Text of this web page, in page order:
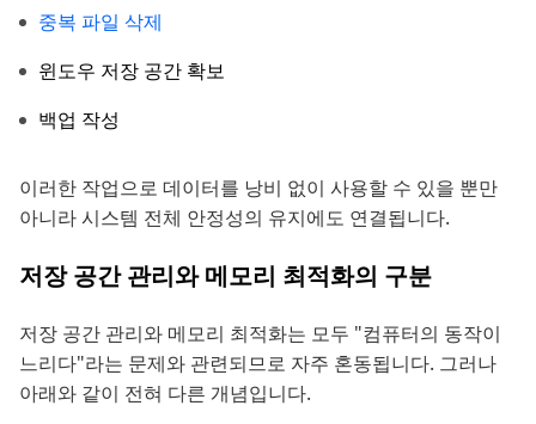
중복 파일 삭제
윈도우 저장 공간 확보
백업 작성
이러한 작업으로 데이터를 낭비 없이 사용할 수 있을 뿐만
아니라 시스템 전체 안정성의 유지에도 연결됩니다.
저장 공간 관리와 메모리 최적화의 구분
저장 공간 관리와 메모리 최적화는 모두 "컴퓨터의 동작이
느리다"라는 문제와 관련되므로 자주 혼동됩니다. 그러나
아래와 같이 전혀 다른 개념입니다.